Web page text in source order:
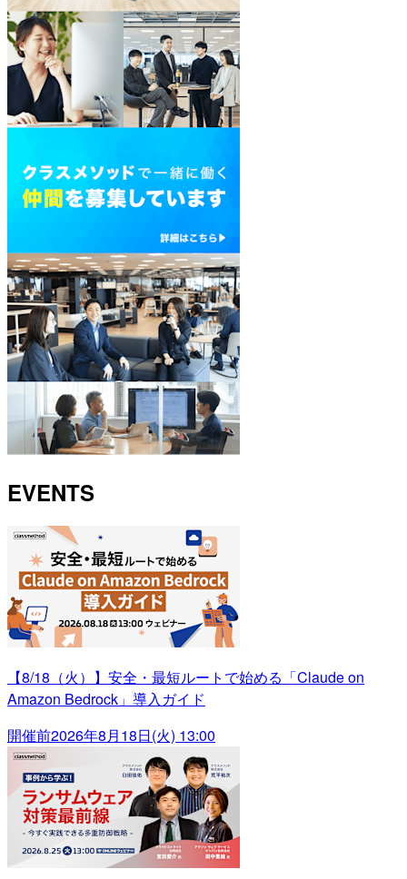
EVENTS
【8/18（火）】安全・最短ルートで始める「Claude on
Amazon Bedrock」導入ガイド
開催前2026年8月18日(火) 13:00